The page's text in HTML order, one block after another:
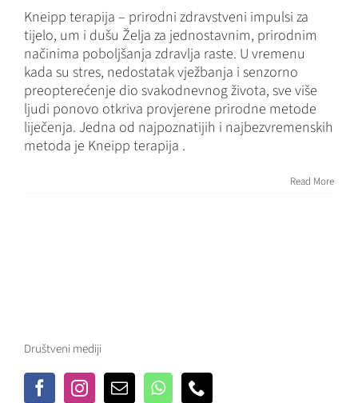
Kneipp terapija – prirodni zdravstveni impulsi za
tijelo, um i dušu Želja za jednostavnim, prirodnim
načinima poboljšanja zdravlja raste. U vremenu
kada su stres, nedostatak vježbanja i senzorno
preopterećenje dio svakodnevnog života, sve više
ljudi ponovo otkriva provjerene prirodne metode
liječenja. Jedna od najpoznatijih i najbezvremenskih
metoda je Kneipp terapija .
Read More
Društveni mediji